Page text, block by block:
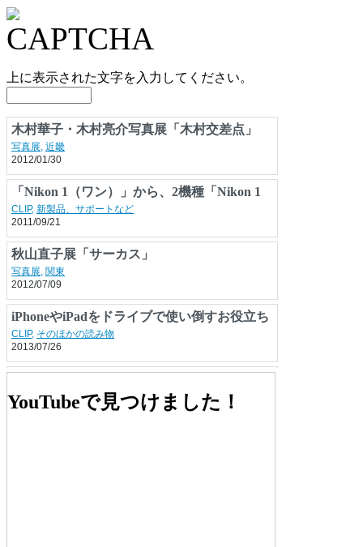
上に表示された文字を入力してください。
木村華子・木村亮介写真展「木村交差点」
写真展, 近畿
2012/01/30
「Nikon 1（ワン）」から、2機種「Nikon 1
J1」「Nikon 1 V1」を発売
CLIP, 新製品、サポートなど
2011/09/21
秋山直子展「サーカス」
写真展, 関東
2012/07/09
iPhoneやiPadをドライブで使い倒すお役立ち
アイテム大集合
CLIP, そのほかの読み物
2013/07/26
本
2009/08/22
YouTubeで見つけました！